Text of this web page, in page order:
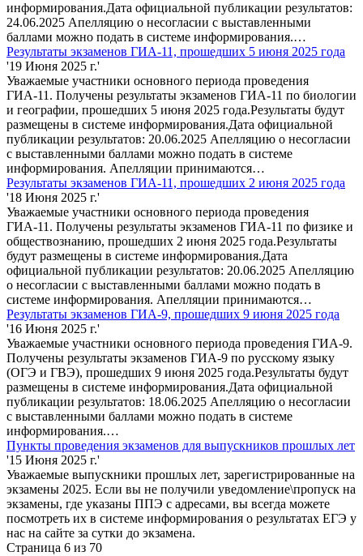
информирования.Дата официальной публикации результатов:
24.06.2025 Апелляцию о несогласии с выставленными
баллами можно подать в системе информирования.…
Результаты экзаменов ГИА-11, прошедших 5 июня 2025 года
'19 Июня 2025 г.'
Уважаемые участники основного периода проведения
ГИА-11. Получены результаты экзаменов ГИА-11 по биологии
и географии, прошедших 5 июня 2025 года.Результаты будут
размещены в системе информирования.Дата официальной
публикации результатов: 20.06.2025 Апелляцию о несогласии
с выставленными баллами можно подать в системе
информирования. Апелляции принимаются…
Результаты экзаменов ГИА-11, прошедших 2 июня 2025 года
'18 Июня 2025 г.'
Уважаемые участники основного периода проведения
ГИА-11. Получены результаты экзаменов ГИА-11 по физике и
обществознанию, прошедших 2 июня 2025 года.Результаты
будут размещены в системе информирования.Дата
официальной публикации результатов: 20.06.2025 Апелляцию
о несогласии с выставленными баллами можно подать в
системе информирования. Апелляции принимаются…
Результаты экзаменов ГИА-9, прошедших 9 июня 2025 года
'16 Июня 2025 г.'
Уважаемые участники основного периода проведения ГИА-9.
Получены результаты экзаменов ГИА-9 по русскому языку
(ОГЭ и ГВЭ), прошедших 9 июня 2025 года.Результаты будут
размещены в системе информирования.Дата официальной
публикации результатов: 18.06.2025 Апелляцию о несогласии
с выставленными баллами можно подать в системе
информирования.…
Пункты проведения экзаменов для выпускников прошлых лет
'15 Июня 2025 г.'
Уважаемые выпускники прошлых лет, зарегистрированные на
экзамены 2025. Если вы не получили уведомление\пропуск на
экзамены, где указаны ППЭ с адресами, вы всегда можете
посмотреть их в системе информирования о результатах ЕГЭ у
нас на сайте за сутки до экзамена.
Страница 6 из 70